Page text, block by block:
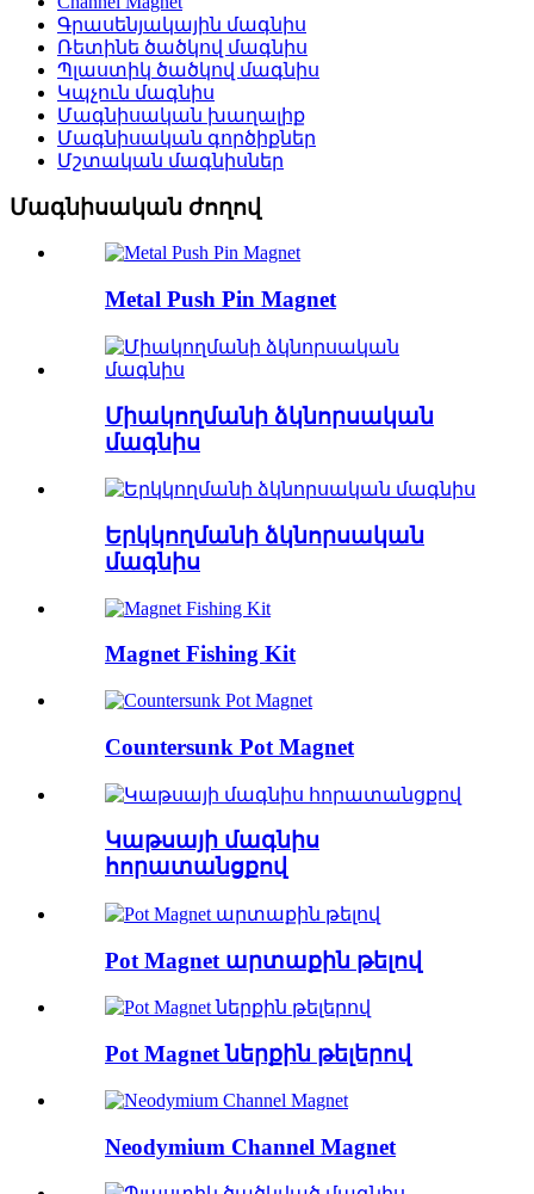
Գրասենյակային մագնիս
Ռետինե ծածկով մագնիս
Պլաստիկ ծածկով մագնիս
Կպչուն մագնիս
Մագնիսական խաղալիք
Մագնիսական գործիքներ
Մշտական ​​մագնիսներ
Մագնիսական ժողով
Metal Push Pin Magnet
Միակողմանի ձկնորսական
մագնիս
Երկկողմանի ձկնորսական
մագնիս
Magnet Fishing Kit
Countersunk Pot Magnet
Կաթսայի մագնիս
հորատանցքով
Pot Magnet արտաքին թելով
Pot Magnet ներքին թելերով
Neodymium Channel Magnet